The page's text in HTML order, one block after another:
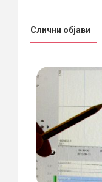
Слични објави